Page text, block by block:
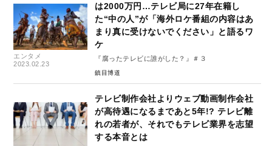
エンタメ
2023.02.23
は2000万円…テレビ局に27年在籍し
た“中の人”が「海外ロケ番組の内容はあ
まり真に受けないでください」と語るワ
ケ
『腐ったテレビに誰がした？』＃３
鎮目博道
テレビ制作会社よりウェブ動画制作会社
が高待遇になるまであと5年!? テレビ離
れの若者が、それでもテレビ業界を志望
する本音とは